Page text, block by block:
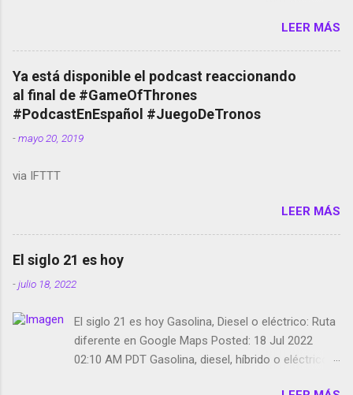
temporada de Black Mirror Twitter deja de verificar
cuentas Responden los fotógrafos Brian May y el
copyright en Instagram Música y vídeo selfies en la
red social Riddley Scott saca a Kevin Spacey de su
película Francisco regaña a los que usan el
smartphone en sus misas La serie de la Tierra
Media GoBee - StartUp de bicicletas de alquiler
Live Photos en Google Photos Llegando Partimos
Dictados en Android El tamaño y su importancia...
LEER MÁS
Ya está disponible el podcast reaccionando
al final de #GameOfThrones
#PodcastEnEspañol #JuegoDeTronos
-mayo 20, 2019
via IFTTT
LEER MÁS
El siglo 21 es hoy
-julio 18, 2022
El siglo 21 es hoy Gasolina, Diesel o eléctrico: Ruta
diferente en Google Maps Posted: 18 Jul 2022
02:10 AM PDT Gasolina, diesel, híbrido o eléctrico: